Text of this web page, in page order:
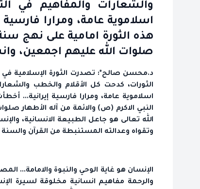
والشعارات والمفاهيم في
اسلاموية عامة، ومرارا
هذه الثورة امامية على نهج
صلوات الله عليهم اجمعين،
الثورات، كدحت كل الأقلام والخطب
اسلاموية عامة، ومرارا فارسية إيرانية...
النبي الاكرم (ص) والائمة من آله الأطهار
الله تعالى هو جاعل الطبيعة الانسانية،
وتقواه وعدالته المستنبطة من القرآن
الإنسان هو غاية الوحي والنبوة والامامة...
والرحمة مفاهيم انسانية مخلوقة لسيرة